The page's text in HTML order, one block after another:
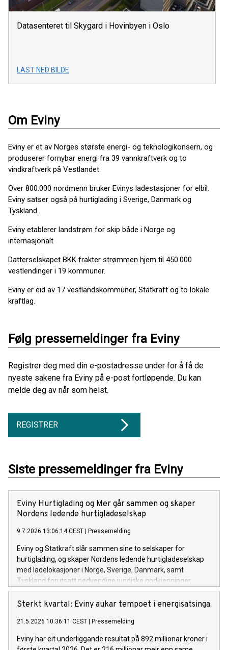
Datasenteret til Skygard i Hovinbyen i Oslo
LAST NED BILDE
Om Eviny
Eviny er et av Norges største energi- og teknologikonsern, og
produserer fornybar energi fra 39 vannkraftverk og to
vindkraftverk på Vestlandet.
Over 800.000 nordmenn bruker Evinys ladestasjoner for elbil.
Eviny satser også på hurtiglading i Sverige, Danmark og
Tyskland.
Eviny etablerer landstrøm for skip både i Norge og
internasjonalt
Datterselskapet BKK frakter strømmen hjem til 450.000
vestlendinger i 19 kommuner.
Eviny er eid av 17 vestlandskommuner, Statkraft og to lokale
kraftlag.
Følg pressemeldinger fra Eviny
Registrer deg med din e-postadresse under for å få de
nyeste sakene fra Eviny på e-post fortløpende. Du kan
melde deg av når som helst.
REGISTRER
Siste pressemeldinger fra Eviny
Eviny Hurtiglading og Mer går sammen og skaper
Nordens ledende hurtigladeselskap
9.7.2026 13:06:14 CEST Pressemelding
Eviny og Statkraft slår sammen sine to selskaper for
hurtiglading, og skaper Nordens ledende hurtigladeselskap
med ladelokasjoner i Norge, Sverige, Danmark, samt
Tyskland forutsatt nødvendige juridiske godkjenninger.
Sterkt kvartal: Eviny aukar tempoet i energisatsinga
21.5.2026 10:36:11 CEST Pressemelding
Eviny har eit underliggande resultat på 892 millionar kroner i